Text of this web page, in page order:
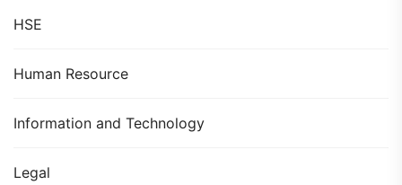
HSE
Human Resource
Information and Technology
Legal